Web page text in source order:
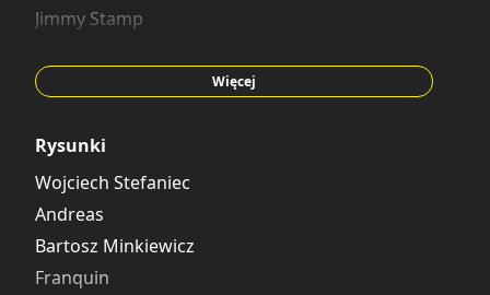
Jimmy Stamp
Bartosz Minkiewicz
François Rivière
Philippe Druillet
Bartosz Zaskórski
Przemysław Soroka
Franquin
Więcej
Rysunki
Wojciech Stefaniec
Andreas
Bartosz Minkiewicz
Franquin